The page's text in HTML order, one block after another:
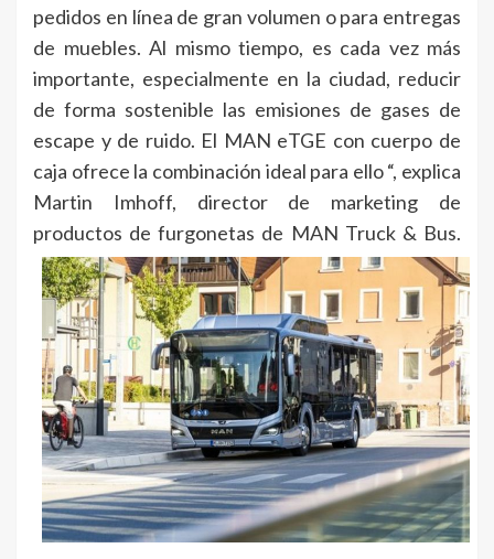
pedidos en línea de gran volumen o para entregas
de muebles. Al mismo tiempo, es cada vez más
importante, especialmente en la ciudad, reducir
de forma sostenible las emisiones de gases de
escape y de ruido. El MAN eTGE con cuerpo de
caja ofrece la combinación ideal para ello “, explica
Martin Imhoff, director de marketing de
productos de furgonetas de MAN Truck & Bus.